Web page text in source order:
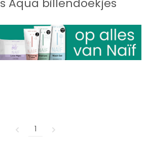
Aqua billendoekjes
1